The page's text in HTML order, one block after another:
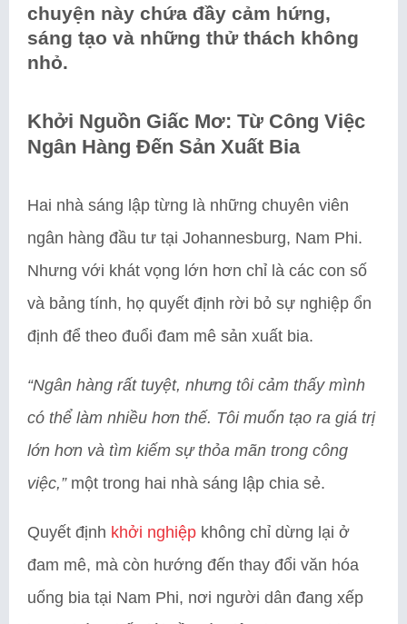
chuyện này chứa đầy cảm hứng,
sáng tạo và những thử thách không
nhỏ.
Khởi Nguồn Giấc Mơ: Từ Công Việc
Ngân Hàng Đến Sản Xuất Bia
Hai nhà sáng lập từng là những chuyên viên
ngân hàng đầu tư tại Johannesburg, Nam Phi.
Nhưng với khát vọng lớn hơn chỉ là các con số
và bảng tính, họ quyết định rời bỏ sự nghiệp ổn
định để theo đuổi đam mê sản xuất bia.
“Ngân hàng rất tuyệt, nhưng tôi cảm thấy mình
có thể làm nhiều hơn thế. Tôi muốn tạo ra giá trị
lớn hơn và tìm kiếm sự thỏa mãn trong công
việc,”một trong hai nhà sáng lập chia sẻ.
Quyết định khởi nghiệp không chỉ dừng lại ở
đam mê, mà còn hướng đến thay đổi văn hóa
uống bia tại Nam Phi, nơi người dân đang xếp